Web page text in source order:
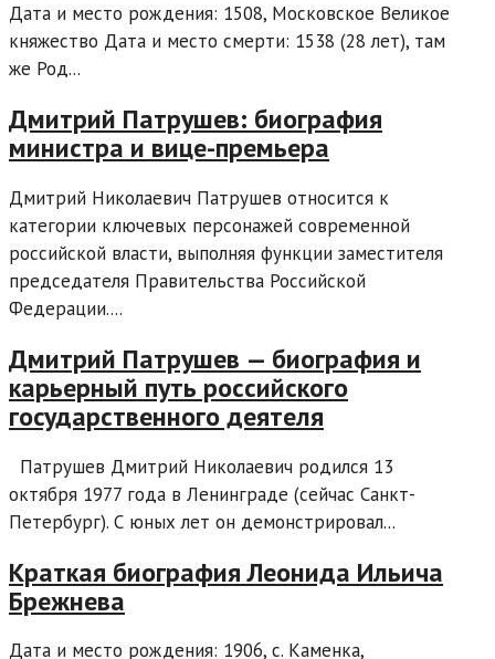
Дата и место рождения: 1508, Московское Великое
княжество Дата и место смерти: 1538 (28 лет), там
же Род...
Дмитрий Патрушев: биография
министра и вице-премьера
Дмитрий Николаевич Патрушев относится к
категории ключевых персонажей современной
российской власти, выполняя функции заместителя
председателя Правительства Российской
Федерации....
Дмитрий Патрушев — биография и
карьерный путь российского
государственного деятеля
Патрушев Дмитрий Николаевич родился 13
октября 1977 года в Ленинграде (сейчас Санкт-
Петербург). С юных лет он демонстрировал...
Краткая биография Леонида Ильича
Брежнева
Дата и место рождения: 1906, с. Каменка,